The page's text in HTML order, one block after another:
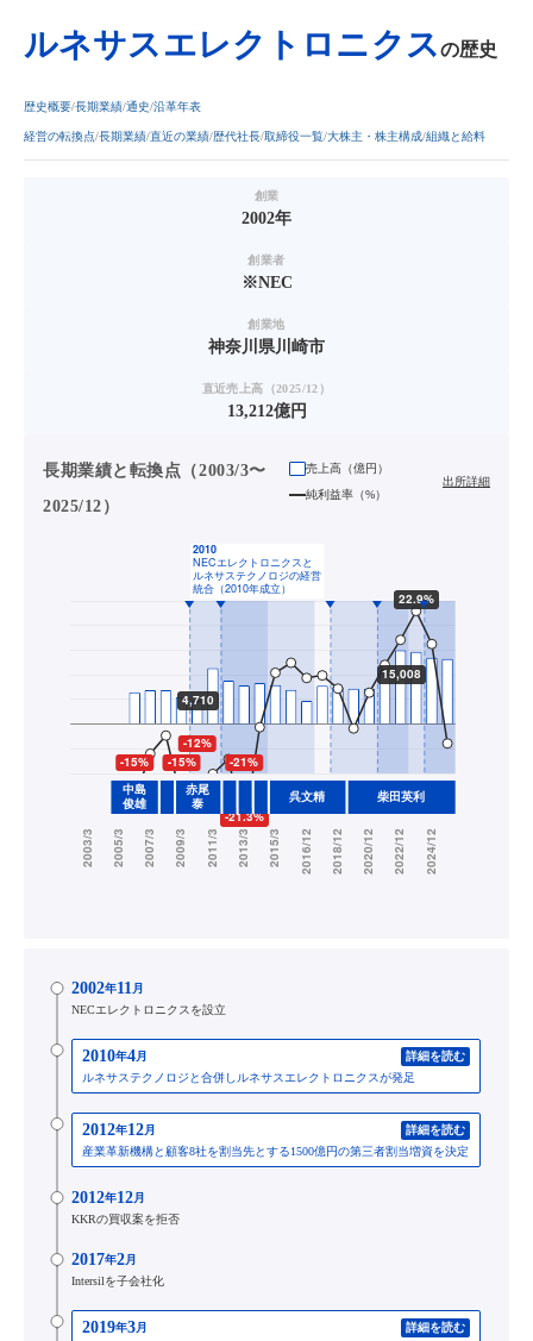
ルネサスエレクトロニクスの歴史
歴史概要 長期業績 通史 沿革年表
経営の転換点 長期業績 直近の業績 歴代社長 取締役一覧 大株主・株主構成 組織と給料
創業
2002年
創業者
※NEC
創業地
神奈川県川崎市
直近売上高（2025/12）
13,212億円
長期業績と転換点（2003/3〜
2025/12）
売上高（億円）
純利益率（%）
出所詳細
2002年11月
NECエレクトロニクスを設立
2010年4月
詳細を読む
ルネサステクノロジと合併しルネサスエレクトロニクスが発足
2012年12月
詳細を読む
産業革新機構と顧客8社を割当先とする1500億円の第三者割当増資を決定
2012年12月
KKRの買収案を拒否
2017年2月
Intersilを子会社化
2019年3月
詳細を読む